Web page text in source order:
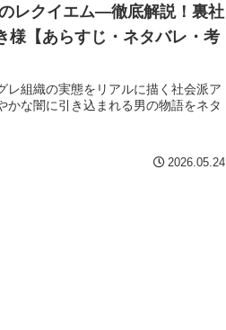
レクイエム―徹底解説！裏社
様【あらすじ・ネタバレ・考
組織の実態をリアルに描く社会派ア
かな闇に引き込まれる男の物語をネタ
2026.05.24